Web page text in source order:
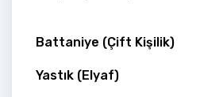
Battaniye (Çift Kişilik)
Yastık (Elyaf)